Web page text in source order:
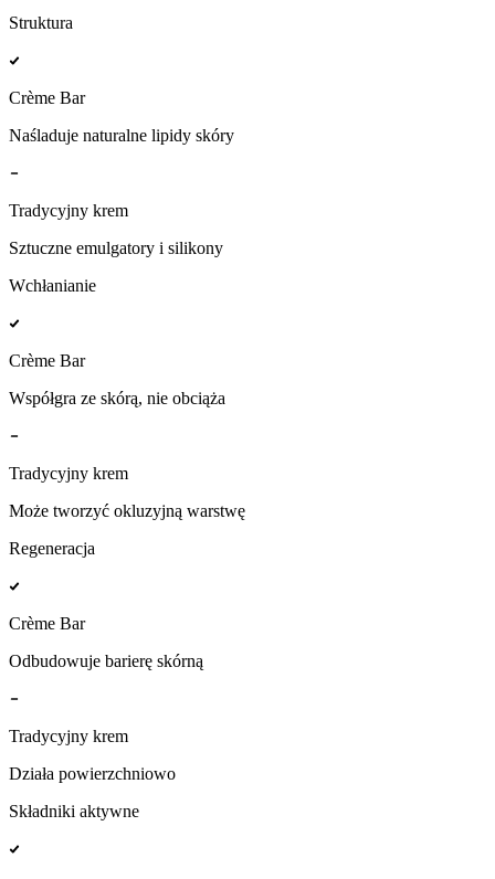
Struktura
Crème Bar
Naśladuje naturalne lipidy skóry
Tradycyjny krem
Sztuczne emulgatory i silikony
Wchłanianie
Crème Bar
Współgra ze skórą, nie obciąża
Tradycyjny krem
Może tworzyć okluzyjną warstwę
Regeneracja
Crème Bar
Odbudowuje barierę skórną
Tradycyjny krem
Działa powierzchniowo
Składniki aktywne